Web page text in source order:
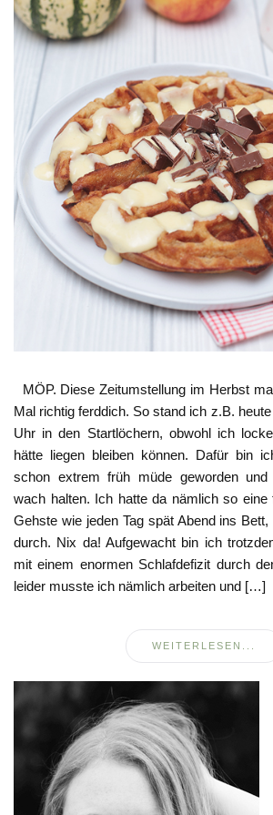
MÖP. Diese Zeitumstellung im Herbst
Mal richtig ferddich. So stand ich z.B.
Uhr in den Startlöchern, obwohl ich
hätte liegen bleiben können. Dafür bin
schon extrem früh müde geworden
wach halten. Ich hatte da nämlich so eine
Gehste wie jeden Tag spät Abend ins
durch. Nix da! Aufgewacht bin ich
mit einem enormen Schlafdefizit durch
leider musste ich nämlich arbeiten und […]
WEITERLESEN...